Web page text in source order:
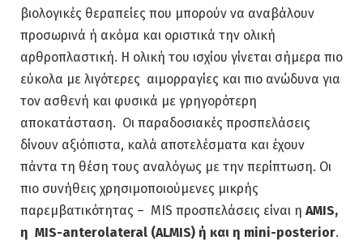
βιολογικές θεραπείες που μπορούν να αναβάλουν
προσωρινά ή ακόμα και οριστικά την ολική
αρθροπλαστική. Η ολική του ισχίου γίνεται σήμερα πιο
εύκολα με λιγότερες αιμορραγίες και πιο ανώδυνα για
τον ασθενή και φυσικά με γρηγορότερη
αποκατάσταση. Οι παραδοσιακές προσπελάσεις
δίνουν αξιόπιστα, καλά αποτελέσματα και έχουν
πάντα τη θέση τους αναλόγως με την περίπτωση. Οι
πιο συνήθεις χρησιμοποιούμενες μικρής
παρεμβατικότητας – MIS προσπελάσεις είναι η AMIS,
η MIS-anterolateral (ALMIS) ή και η mini-posterior.